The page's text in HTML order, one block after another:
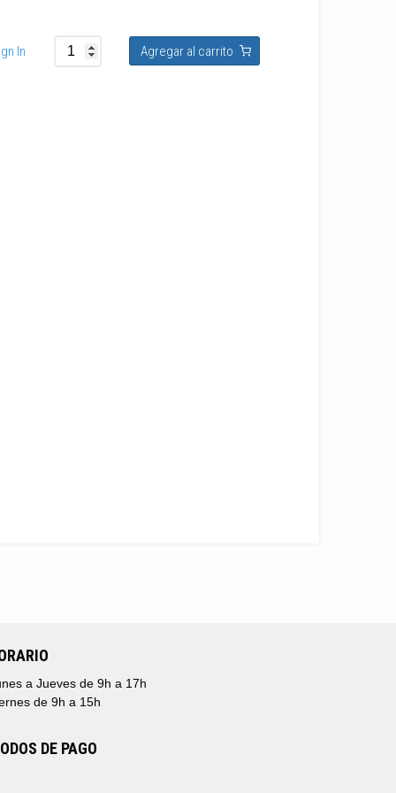
In Agregar al carrito
a Jueves de 9h a 17h
de 9h a 15h
DE PAGO